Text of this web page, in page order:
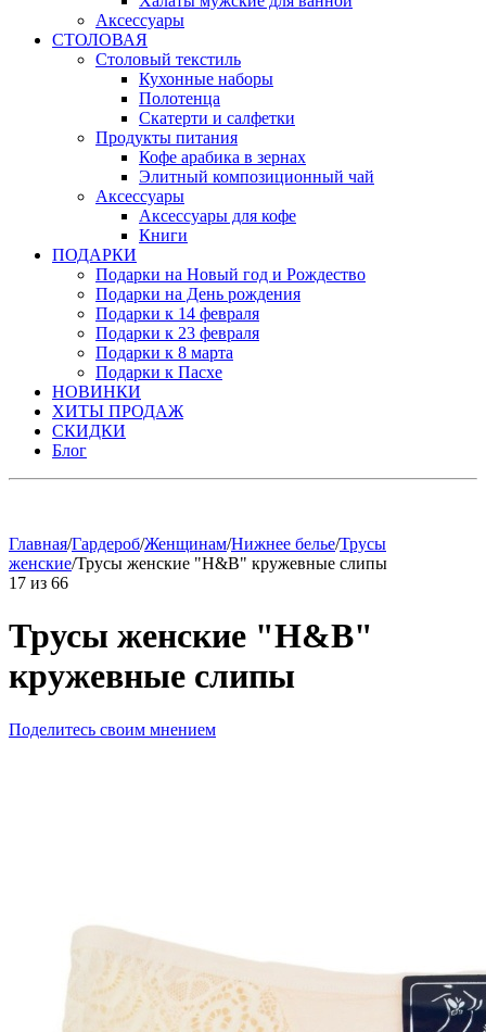
Аксессуары
СТОЛОВАЯ
Столовый текстиль
Кухонные наборы
Полотенца
Скатерти и салфетки
Продукты питания
Кофе арабика в зернах
Элитный композиционный чай
Аксессуары
Аксессуары для кофе
Книги
ПОДАРКИ
Подарки на Новый год и Рождество
Подарки на День рождения
Подарки к 14 февраля
Подарки к 23 февраля
Подарки к 8 марта
Подарки к Пасхе
НОВИНКИ
ХИТЫ ПРОДАЖ
СКИДКИ
Блог
Главная/Гардероб/Женщинам/Нижнее белье/Трусы
женские/Трусы женские "H&B" кружевные слипы
17 из 66
Трусы женские "H&B"
кружевные слипы
Поделитесь своим мнением